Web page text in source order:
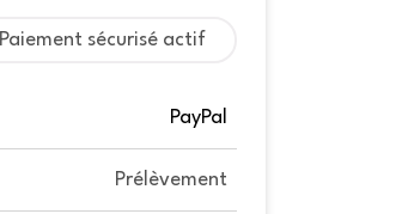
Paiement sécurisé actif
PayPal
Prélèvement